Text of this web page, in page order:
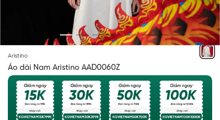
Aristino
Áo dài Nam Aristino AAD0060Z
TRẮNG 6 THÊU